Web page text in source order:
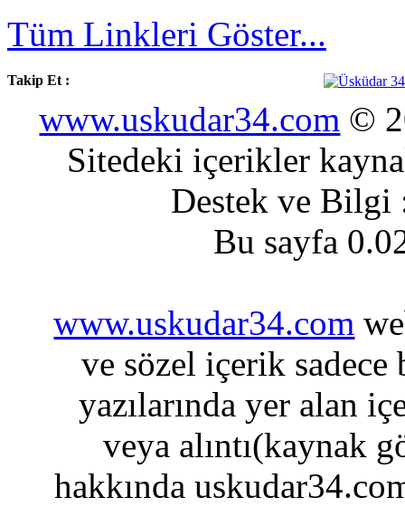
Tüm Linkleri Göster...
Takip Et :
www.uskudar34.com ©
Sitedeki içerikler
Destek ve
Bu sayfa
www.uskudar34.com
ve sözel içerik sadece
yazılarında yer alan
veya alıntı(kaynak
hakkında